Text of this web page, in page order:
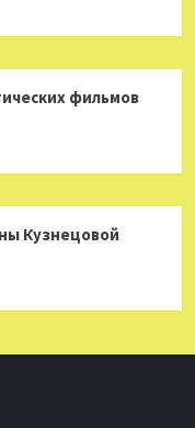
фильмов
Кузнецовой